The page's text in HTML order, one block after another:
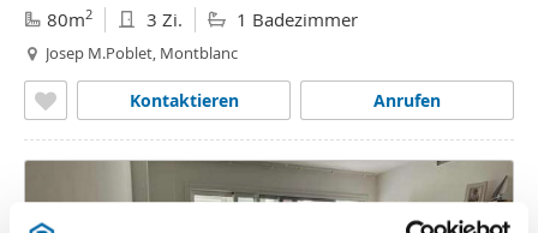
80m2 3 Zi. 1 Badezimmer
Josep M.Poblet, Montblanc
Anrufen
Kontaktieren